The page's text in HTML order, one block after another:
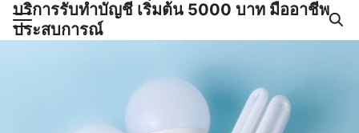
Skipบริการรับทำบัญชี เริ่มต้น 5000 บาท มืออาชีพ
ประสบการณ์
ญชีและภาษีครบวงจร |